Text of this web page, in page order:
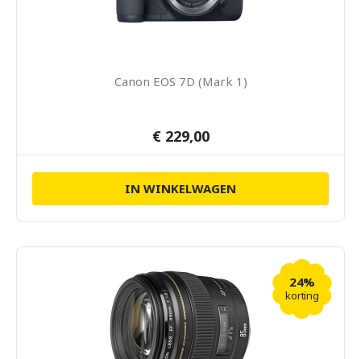
Canon EOS 7D (Mark 1)
€ 229,00
IN WINKELWAGEN
24%
korting